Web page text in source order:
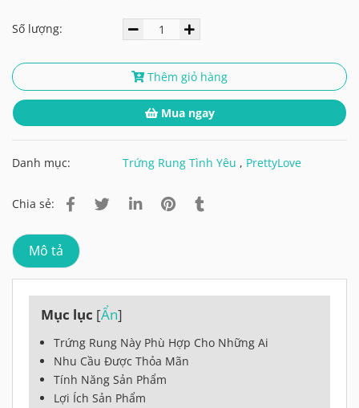
Số lượng:
Thêm giỏ hàng
Mua ngay
Danh mục: Trứng Rung Tình Yêu , PrettyLove
Chia sẻ:
Mô tả
Mục lục [Ẩn]
Trứng Rung Này Phù Hợp Cho Những Ai
Nhu Cầu Được Thỏa Mãn
Tính Năng Sản Phẩm
Lợi Ích Sản Phẩm